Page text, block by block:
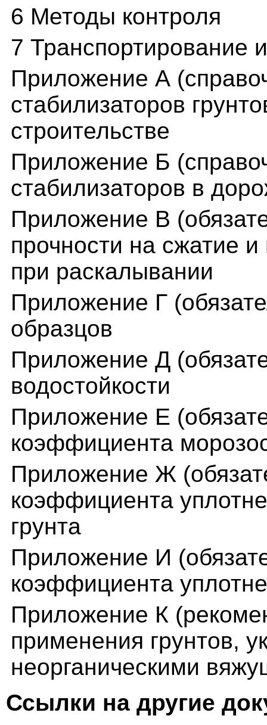
6 Методы контроля
7 Транспортирование
Приложение А
стабилизаторов
строительстве
Приложение Б
стабилизаторов в
Приложение В
прочности на сжатие
при раскалывании
Приложение Г
образцов
Приложение Д
водостойкости
Приложение Е
коэффициента
Приложение Ж
коэффициента
грунта
Приложение И
коэффициента
Приложение К
применения грунтов,
неорганическими
Ссылки на другие